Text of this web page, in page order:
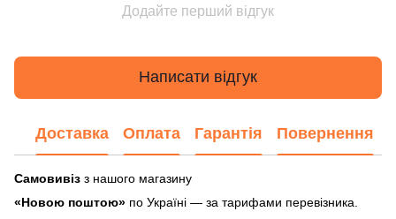
Додайте перший відгук
Написати відгук
Доставка Оплата Гарантія Повернення
Самовивіз з нашого магазину
«Новою поштою» по Україні — за тарифами перевізника.